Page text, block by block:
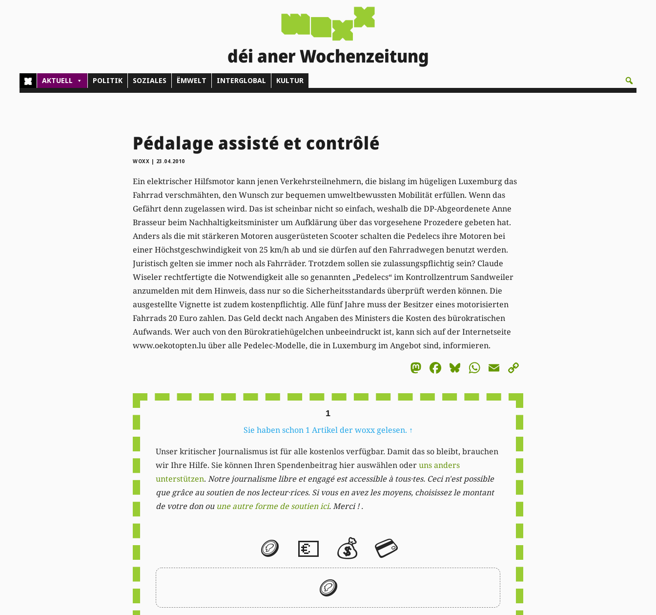
déi aner Wochenzeitung
AKTUELL POLITIK SOZIALES ËMWELT INTERGLOBAL KULTUR
Pédalage assisté et contrôlé
WOXX | 23.04.2010
Ein elektrischer Hilfsmotor kann jenen Verkehrsteilnehmern, die bislang im hügeligen Luxemburg das
Fahrrad verschmähten, den Wunsch zur bequemen umweltbewussten Mobilität erfüllen. Wenn das
Gefährt denn zugelassen wird. Das ist scheinbar nicht so einfach, weshalb die DP-Abgeordenete Anne
Brasseur beim Nachhaltigkeitsminister um Aufklärung über das vorgesehene Prozedere gebeten hat.
Anders als die mit stärkeren Motoren ausgerüsteten Scooter schalten die Pedelecs ihre Motoren bei
einer Höchstgeschwindigkeit von 25 km/h ab und sie dürfen auf den Fahrradwegen benutzt werden.
Juristisch gelten sie immer noch als Fahrräder. Trotzdem sollen sie zulassungspflichtig sein? Claude
Wiseler rechtfertigte die Notwendigkeit alle so genannten „Pedelecs“ im Kontrollzentrum Sandweiler
anzumelden mit dem Hinweis, dass nur so die Sicherheitsstandards überprüft werden können. Die
ausgestellte Vignette ist zudem kostenpflichtig. Alle fünf Jahre muss der Besitzer eines motorisierten
Fahrrads 20 Euro zahlen. Das Geld deckt nach Angaben des Ministers die Kosten des bürokratischen
Aufwands. Wer auch von den Bürokratiehügelchen unbeeindruckt ist, kann sich auf der Internetseite
www.oekotopten.lu über alle Pedelec-Modelle, die in Luxemburg im Angebot sind, informieren.
Mastodon
Facebook
Bluesky
WhatsApp
Email
1
Sie haben schon 1 Artikel der woxx gelesen. ↑
Unser kritischer Journalismus ist für alle kostenlos verfügbar. Damit das so bleibt, brauchen
wir Ihre Hilfe. Sie können Ihren Spendenbeitrag hier auswählen oderuns anders
unterstützen. Notre journalisme libre et engagé est accessible à tous·tes. Ceci n'est possible
que grâce au soutien de nos lecteur·rices. Si vous en avez les moyens, choisissez le montant
de votre don ou une autre forme de soutien ici. Merci ! .
🪙 💶 💰 💳
🪙